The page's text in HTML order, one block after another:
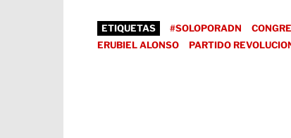
ETIQUETAS #SOLOPORADN
ERUBIEL ALONSO
PARTIDO